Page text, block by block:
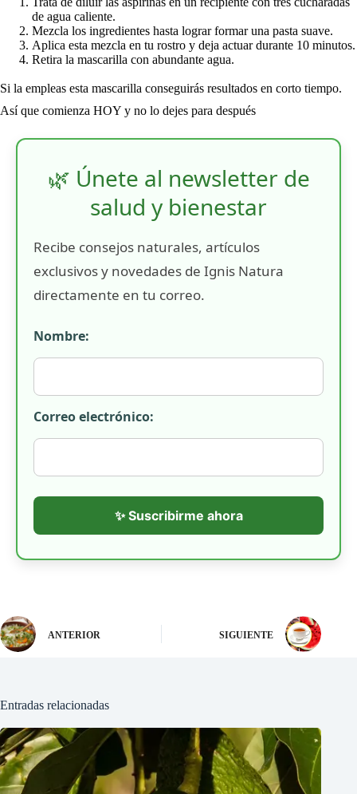
de agua caliente.
Mezcla los ingredientes hasta lograr formar una pasta suave.
Aplica esta mezcla en tu rostro y deja actuar durante 10 minutos.
Retira la mascarilla con abundante agua.
Si la empleas esta mascarilla conseguirás resultados en corto tiempo.
Así que comienza HOY y no lo dejes para después
🌿 Únete al newsletter de
salud y bienestar
Recibe consejos naturales, artículos
exclusivos y novedades de Ignis Natura
directamente en tu correo.
Nombre:
Correo electrónico:
✨ Suscribirme ahora
ANTERIOR SIGUIENTE
Entradas relacionadas